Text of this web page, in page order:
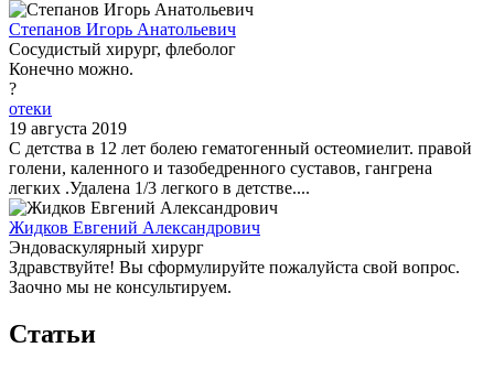
Степанов Игорь Анатольевич
Сосудистый хирург, флеболог
Конечно можно.
?
отеки
19 августа 2019
С детства в 12 лет болею гематогенный остеомиелит. правой
голени, каленного и тазобедренного суставов, гангрена
легких .Удалена 1/3 легкого в детстве....
Жидков Евгений Александрович
Эндоваскулярный хирург
Здравствуйте! Вы сформулируйте пожалуйста свой вопрос.
Заочно мы не консультируем.
Статьи